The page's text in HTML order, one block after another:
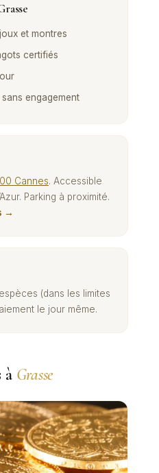
et montres
certifiés
engagement
Cannes. Accessible
Parking à proximité.
→
(dans les limites
le jour même.
à Grasse